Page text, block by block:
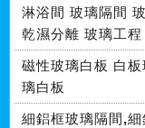
淋浴間 玻璃隔間
乾濕分離 玻璃工程
磁性玻璃白板 白
璃白板
細鋁框玻璃隔間,細